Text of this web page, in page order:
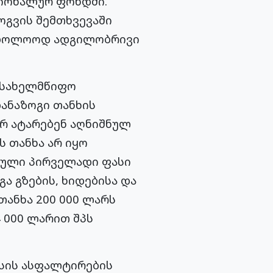
შემთხვევაში
ადგილობრივი
თანხის
ატარებენ აღნიშნულ
თანხა არ იყო
პირველადი ფასი
გზების, ხიდებისა და
200 000 ლარს
000 ლარით შპს
ასფალტირების